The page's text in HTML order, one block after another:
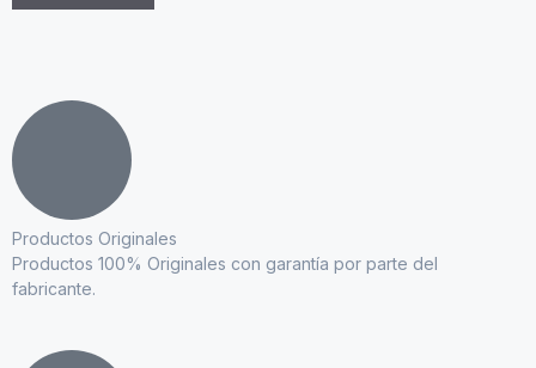
Productos Originales
Productos 100% Originales con garantía por parte del
fabricante.